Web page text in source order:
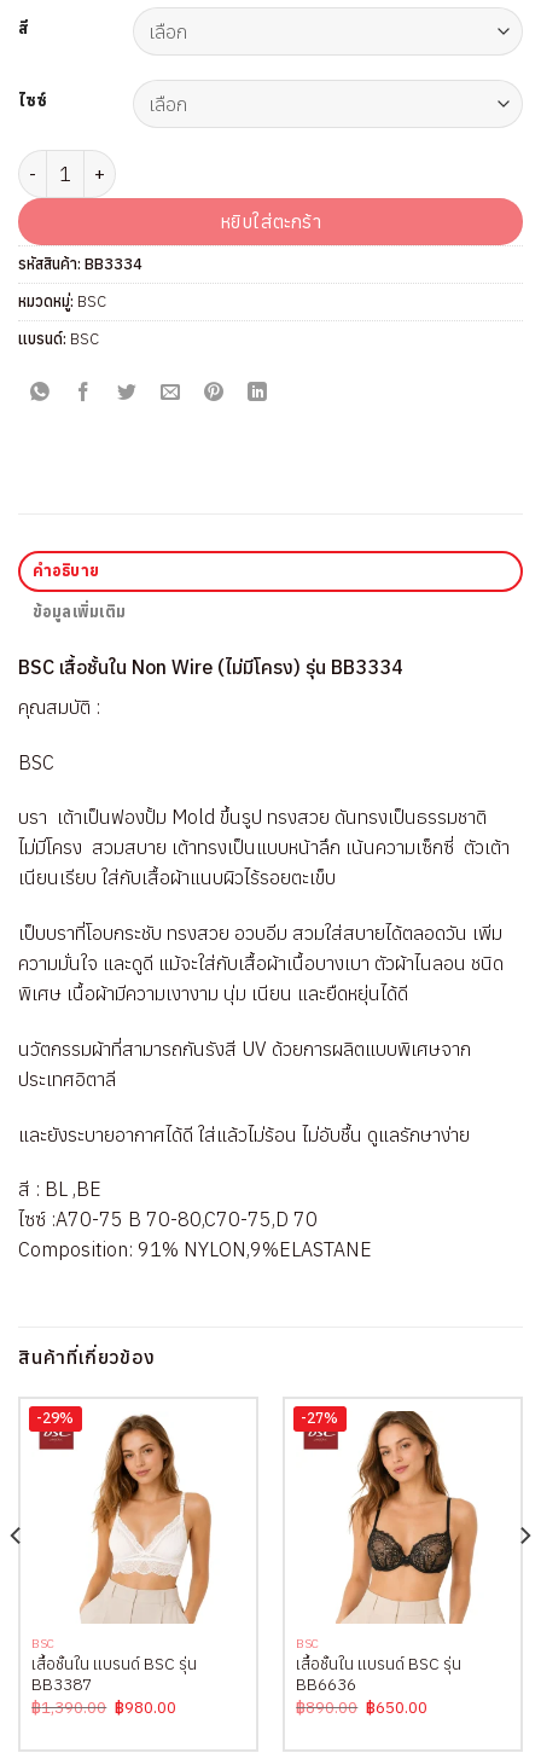
สี
ไซซ์
จำนวน เสื้อชั้นใน แบรนด์ BSC รุ่น BB3334 ชิ้น
หยิบใส่ตะกร้า
รหัสสินค้า: BB3334
หมวดหมู่: BSC
แบรนด์: BSC
คำอธิบาย
ข้อมูลเพิ่มเติม
BSC เสื้อชั้นใน Non Wire (ไม่มีโครง) รุ่น BB3334
คุณสมบัติ :
BSC
บรา เต้าเป็นฟองปั้ม Mold ขึ้นรูป ทรงสวย ดันทรงเป็นธรรมชาติ
ไม่มีโครง สวมสบาย เต้าทรงเป็นแบบหน้าลึก เน้นความเซ็กซี่ ตัวเต้า
เนียนเรียบ ใส่กับเสื้อผ้าแนบผิวไร้รอยตะเข็บ
เป็บบราที่โอบกระชับ ทรงสวย อวบอิ่ม สวมใส่สบายได้ตลอดวัน เพิ่ม
ความมั่นใจ และดูดี แม้จะใส่กับเสื้อผ้าเนื้อบางเบา ตัวผ้าไนลอน ชนิด
พิเศษ เนื้อผ้ามีความเงางาม นุ่ม เนียน และยืดหยุ่นได้ดี
นวัตกรรมผ้าที่สามารถกันรังสี UV ด้วยการผลิตแบบพิเศษจาก
ประเทศอิตาลี
และยังระบายอากาศได้ดี ใส่แล้วไม่ร้อน ไม่อับชื้น ดูแลรักษาง่าย
สี : BL ,BE
ไซซ์ :A70-75 B 70-80,C70-75,D 70
Composition: 91% NYLON,9%ELASTANE
สินค้าที่เกี่ยวข้อง
-29%
BSC
เสื้อชั้นใน แบรนด์ BSC รุ่น
BB3387
฿1,390.00 Original
price
฿980.00
-27%
BSC
เสื้อชั้นใน แบรนด์ BSC รุ่น
BB6636
฿890.00 Original
price
฿650.00